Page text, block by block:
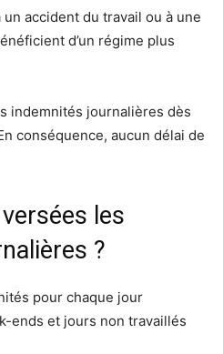
accident du travail ou à une
d’un régime plus
indemnités journalières dès
conséquence, aucun délai de
les
?
pour chaque jour
ends et jours non travaillés